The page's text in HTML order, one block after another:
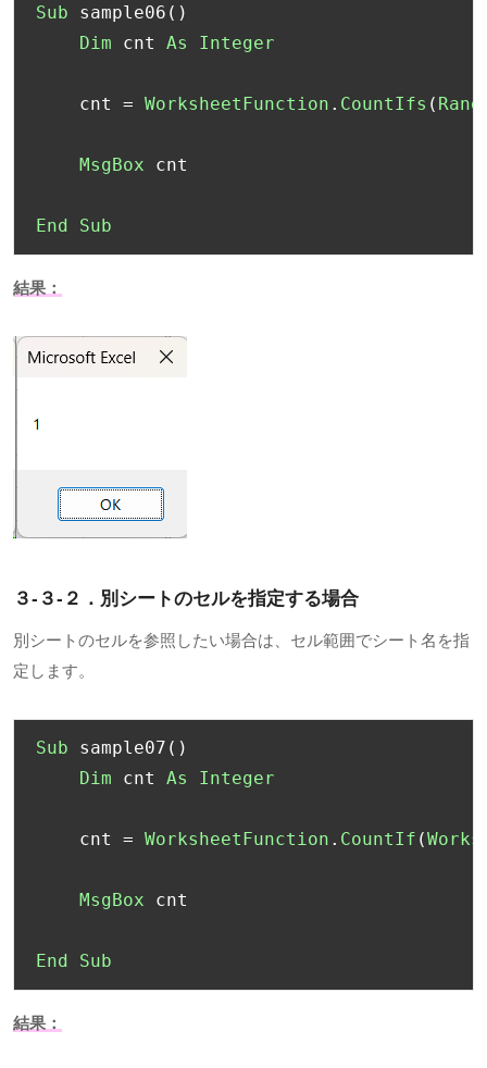
Sub sample06 ()
Dim cnt As Integer
    cnt
= WorksheetFunction . CountIfs (
MsgBox cnt
End Sub
結果：
３-３-２．別シートのセルを指定する場合
別シートのセルを参照したい場合は、セル範囲でシート名を指
定します。
Sub sample07 ()
Dim cnt As Integer
    cnt
= WorksheetFunction . CountIf (
MsgBox cnt
End Sub
結果：